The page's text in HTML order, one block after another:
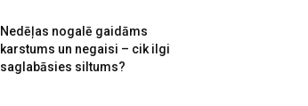
Nedēļas nogalē gaidāms
karstums un negaisi – cik ilgi
saglabāsies siltums?